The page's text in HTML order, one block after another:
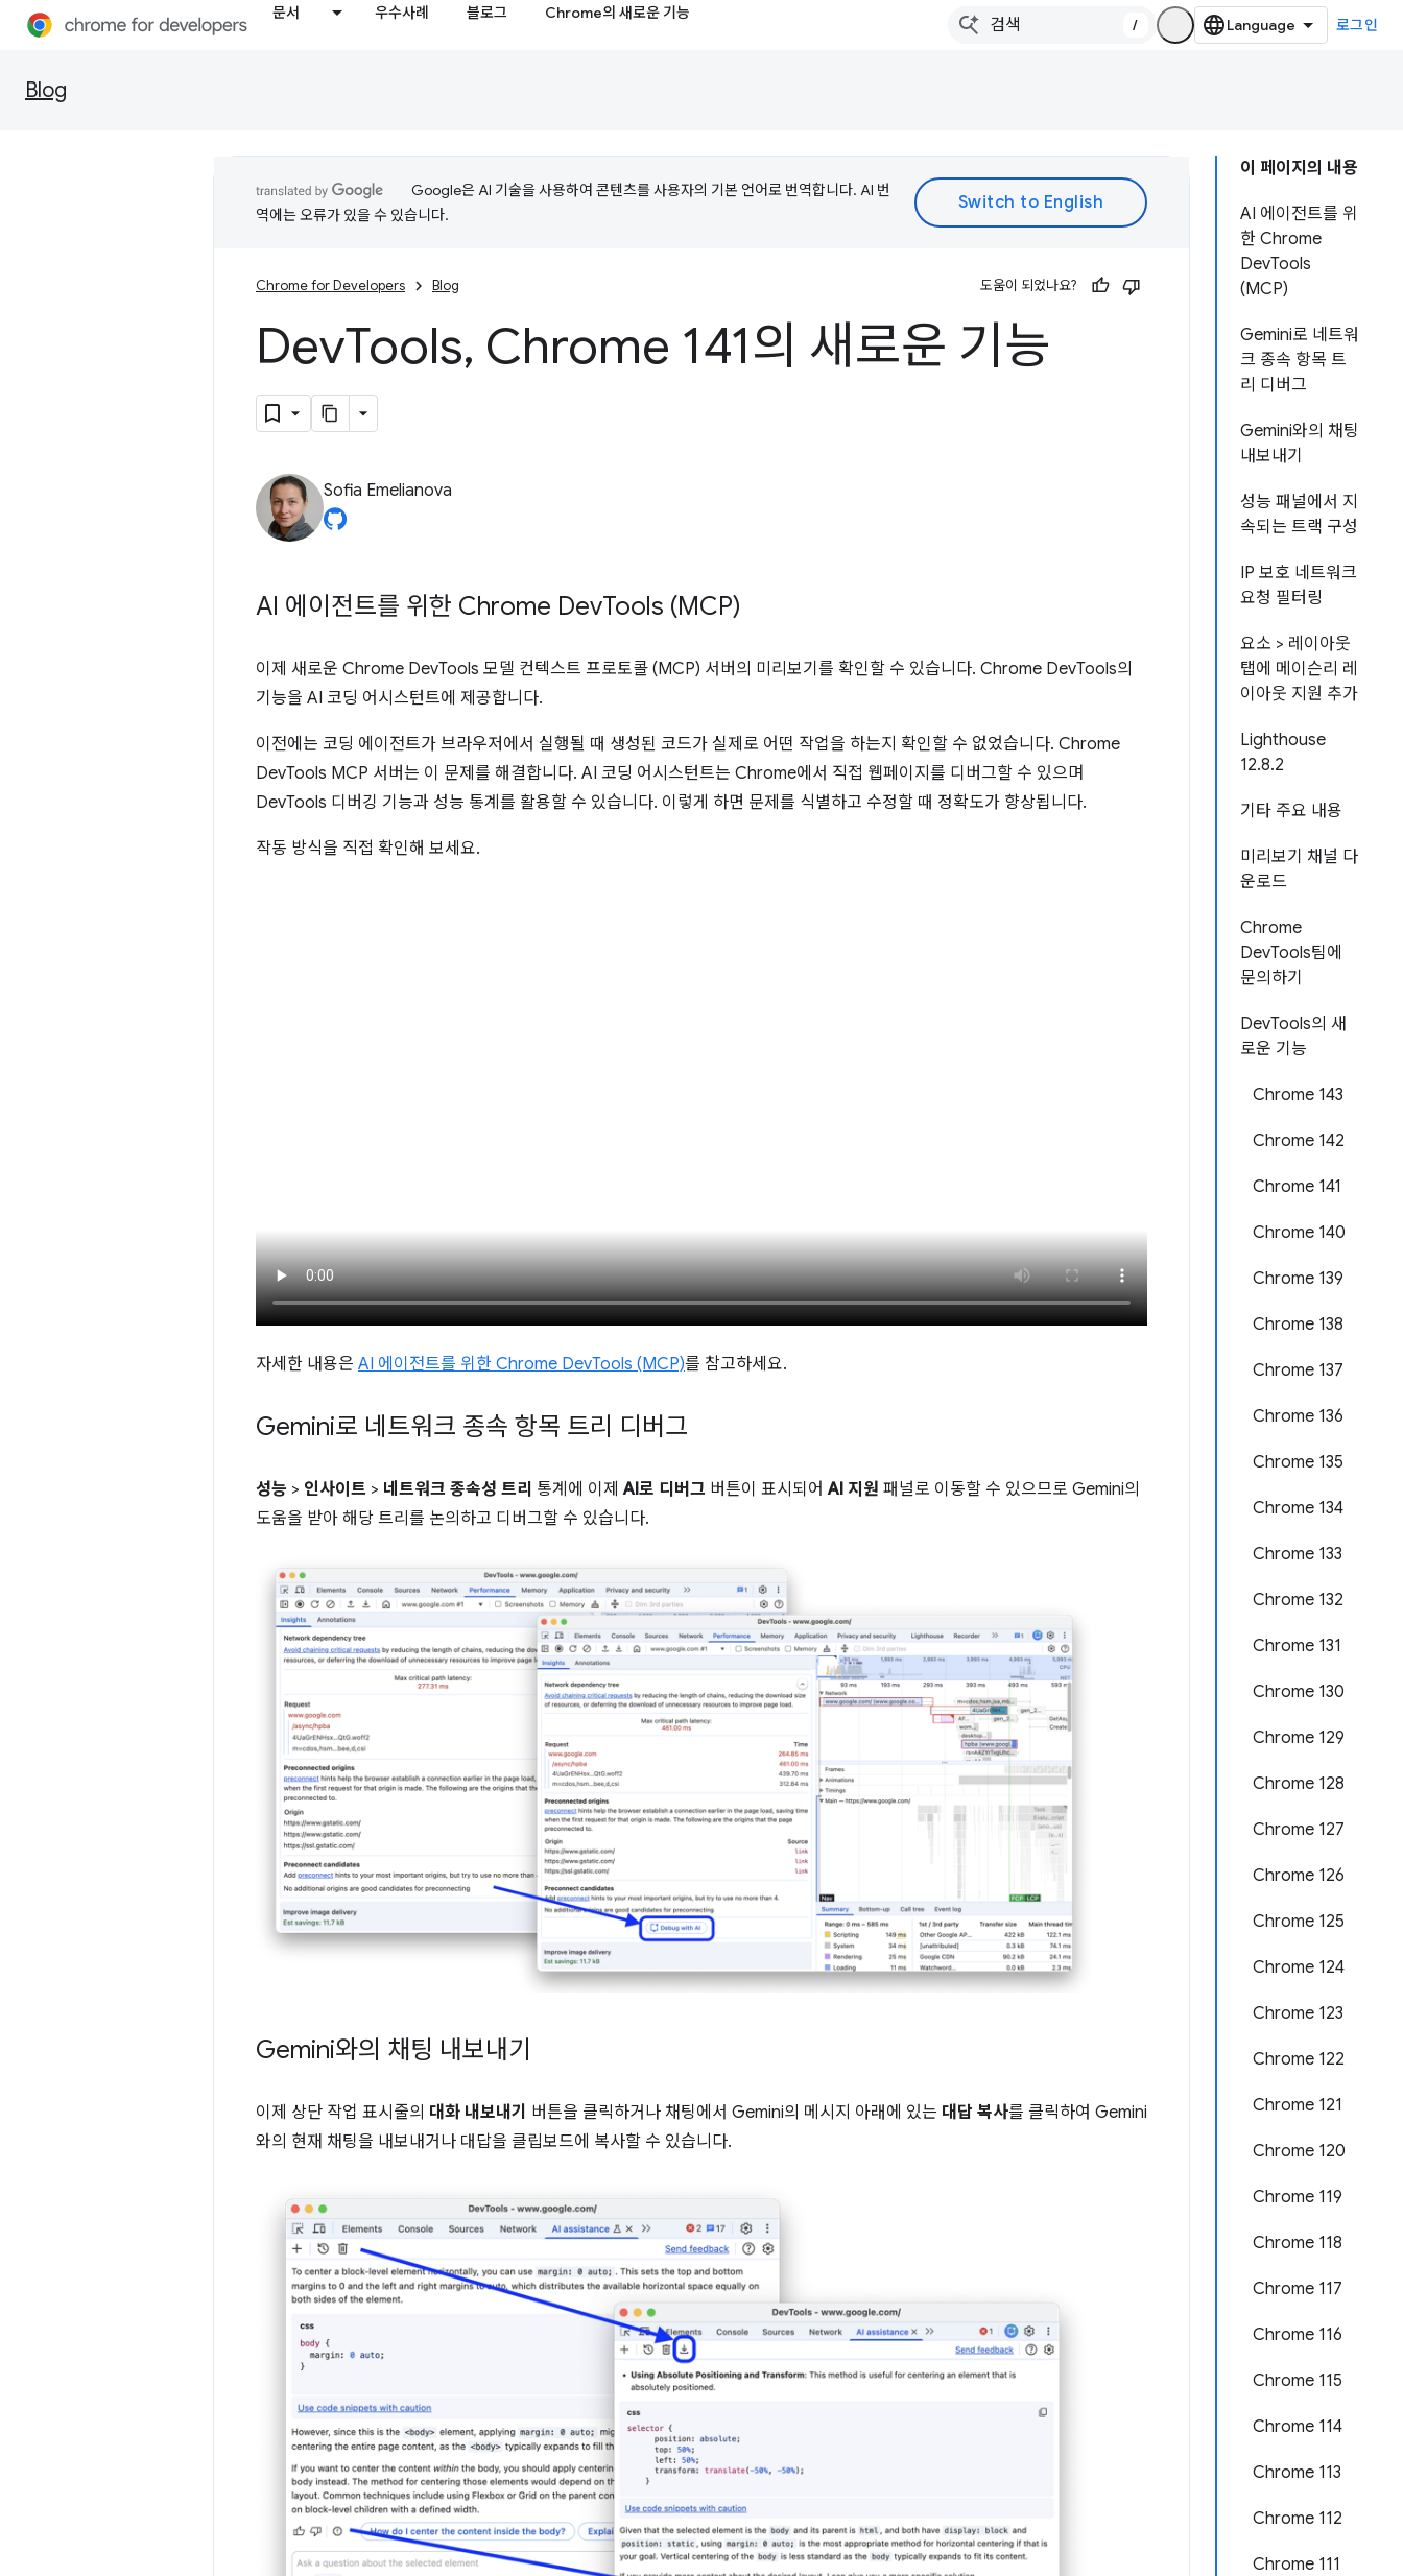
문서 우수사례 블로그 Chrome의 새로운 기능
/ 로그인
Blog
이 페이지의 내용
AI 에이전트를 위
한 Chrome
DevTools
(MCP)
Gemini로 네트워
크 종속 항목 트
리 디버그
Gemini와의 채팅
내보내기
성능 패널에서 지
속되는 트랙 구성
IP 보호 네트워크
요청 필터링
요소 > 레이아웃
탭에 메이슨리 레
이아웃 지원 추가
Lighthouse
12.8.2
기타 주요 내용
미리보기 채널 다
운로드
Chrome
DevTools팀에
문의하기
DevTools의 새
로운 기능
Chrome 143
Chrome 142
Chrome 141
Chrome 140
Chrome 139
Chrome 138
Chrome 137
Chrome 136
Chrome 135
Chrome 134
Chrome 133
Chrome 132
Chrome 131
Chrome 130
Chrome 129
Chrome 128
Chrome 127
Chrome 126
Chrome 125
Chrome 124
Chrome 123
Chrome 122
Chrome 121
Chrome 120
Chrome 119
Chrome 118
Chrome 117
Chrome 116
Chrome 115
Chrome 114
Chrome 113
Chrome 112
Chrome 111
Google은 AI 기술을 사용하여 콘텐츠를 사용자의 기본 언어로 번역합니다. AI 번
역에는 오류가 있을 수 있습니다.
Chrome for Developers Blog 도움이 되었나요?
DevTools, Chrome 141의 새로운 기능
Sofia Emelianova
AI 에이전트를 위한 Chrome DevTools (MCP)
이제 새로운 Chrome DevTools 모델 컨텍스트 프로토콜 (MCP) 서버의 미리보기를 확인할 수 있습니다. Chrome DevTools의
기능을 AI 코딩 어시스턴트에 제공합니다.
이전에는 코딩 에이전트가 브라우저에서 실행될 때 생성된 코드가 실제로 어떤 작업을 하는지 확인할 수 없었습니다. Chrome
DevTools MCP 서버는 이 문제를 해결합니다. AI 코딩 어시스턴트는 Chrome에서 직접 웹페이지를 디버그할 수 있으며
DevTools 디버깅 기능과 성능 통계를 활용할 수 있습니다. 이렇게 하면 문제를 식별하고 수정할 때 정확도가 향상됩니다.
작동 방식을 직접 확인해 보세요.
자세한 내용은 AI 에이전트를 위한 Chrome DevTools (MCP)를 참고하세요.
Gemini로 네트워크 종속 항목 트리 디버그
성능 > 인사이트 > 네트워크 종속성 트리 통계에 이제AI로 디버그 버튼이 표시되어AI 지원 패널로 이동할 수 있으므로 Gemini의
도움을 받아 해당 트리를 논의하고 디버그할 수 있습니다.
Gemini와의 채팅 내보내기
이제 상단 작업 표시줄의 대화 내보내기 버튼을 클릭하거나 채팅에서 Gemini의 메시지 아래에 있는 대답 복사를 클릭하여 Gemini
와의 현재 채팅을 내보내거나 대답을 클립보드에 복사할 수 있습니다.